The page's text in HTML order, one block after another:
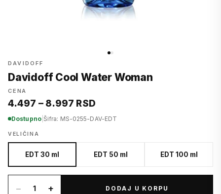
DAVIDOFF
Davidoff Cool Water Woman
CENA
4.497 – 8.997 RSD
Dostupno| Šifra: MS-0255-DAV-EDT
VELIČINA
EDT 30 ml EDT 50 ml EDT 100 ml
− 1 + DODAJ U KORPU